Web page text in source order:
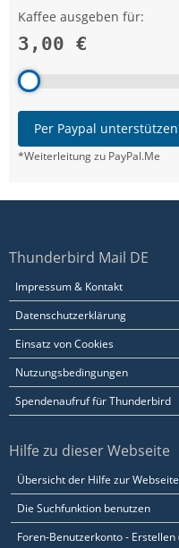
Kaffee ausgeben für:
3,00 €
Per Paypal
*Weiterleitung zu PayPal.Me
Thunderbird Mail DE
Impressum & Kontakt
Datenschutzerklärung
Einsatz von Cookies
Nutzungsbedingungen
Spendenaufruf für Thunderbird
Hilfe zu dieser Webseite
Übersicht der Hilfe zur Webseite
Die Suchfunktion benutzen
Foren-Benutzerkonto -